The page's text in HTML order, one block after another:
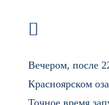
Вечером, после
Красноярском
Точное время